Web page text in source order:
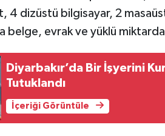
4 dizüstü bilgisayar, 2
belge, evrak ve yüklü
Diyarbakır’da Bir İşyerini
Tutuklandı
İçeriği Görüntüle